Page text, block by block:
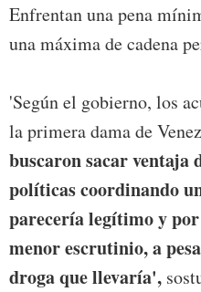
Enfrentan una pena
una máxima de cadena
'Según el gobierno, los
la primera dama de
buscaron sacar ventaja
políticas coordinando
parecería legítimo y
menor escrutinio, a
droga que llevaría',